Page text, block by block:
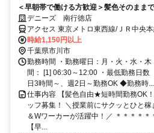
＜早朝帯で働ける方歓迎＞髪色そのまま
っと得するバイトです◎
デニーズ 南行徳店
アクセス 東京メトロ東西線/ＪＲ中央
京メトロ東西線/ＪＲ中央本線 浦安（
メトロ東西線/ＪＲ中央本線 行徳徒歩
時給1,150円以上
千葉県市川市
勤務時間 ・勤務曜日：月・火・水・
間： [1] 06:30～12:00 ・最低勤務日
日3時間～、週2日～勤務OK ◆勤務時...
仕事内容 【髪色自由★短時間勤務OK
ッフ募集！ ＼授業前にサクッとひと
＆Wワーカーが活躍中！／ ＊＊＊＊
【早...